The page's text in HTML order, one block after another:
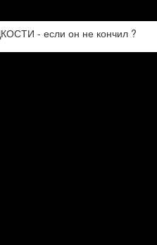
- если он не кончил ?